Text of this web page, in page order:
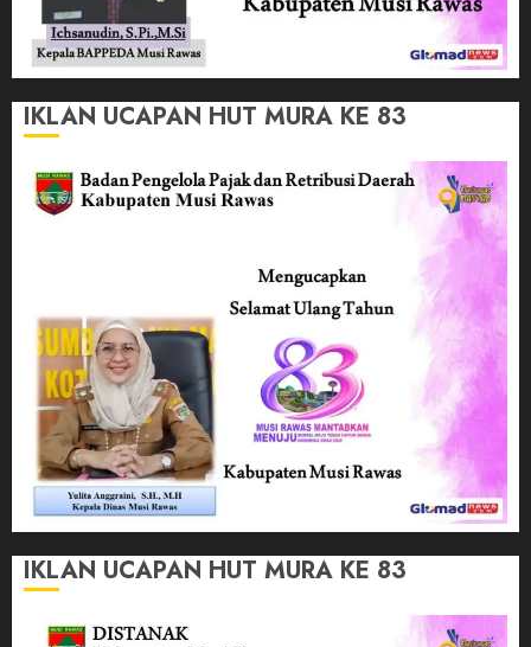
IKLAN UCAPAN HUT MURA KE 83
IKLAN UCAPAN HUT MURA KE 83